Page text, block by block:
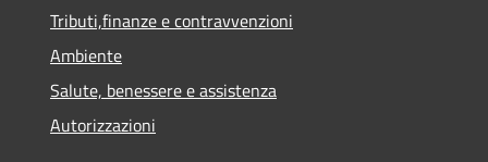
Tributi,finanze e contravvenzioni
Ambiente
Salute, benessere e assistenza
Autorizzazioni